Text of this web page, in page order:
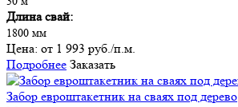
Длина свай:
1800 мм
Цена: от 1 993 руб./п.м.
Подробнее Заказать
Забор евроштакетник на сваях под дерево